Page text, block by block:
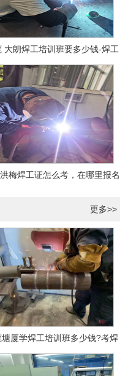
大朗焊工培训班要多少钱-焊工
报名
梅焊工证怎么考，在哪里报名
更多>>
塘厦学焊工培训班多少钱?考焊
工证大概多少钱?